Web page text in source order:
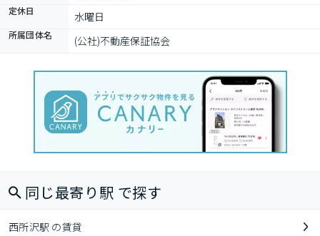
定休日 水曜日
所属団体名 (公社)不動産保証協会
同じ最寄り駅 で探す
西所沢駅 の賃貸